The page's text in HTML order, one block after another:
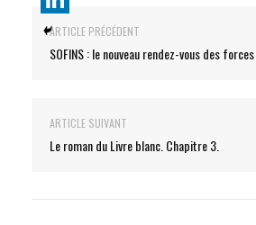
ARTICLE PRÉCÉDENT
SOFINS : le nouveau rendez-vous des
ARTICLE SUIVANT
Le roman du Livre blanc. Chapitre 3.